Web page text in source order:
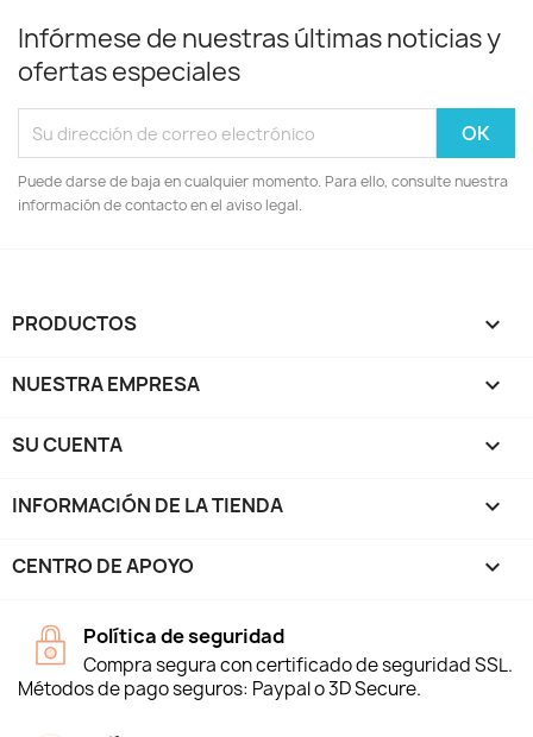
Infórmese de nuestras últimas noticias y
ofertas especiales
Puede darse de baja en cualquier momento. Para ello, consulte nuestra
información de contacto en el aviso legal.
PRODUCTOS 
NUESTRA EMPRESA 
SU CUENTA 
INFORMACIÓN DE LA TIENDA keyboard_arrow_down
CENTRO DE APOYO 
Política de seguridad
Compra segura con certificado de seguridad SSL.
Métodos de pago seguros: Paypal o 3D Secure.